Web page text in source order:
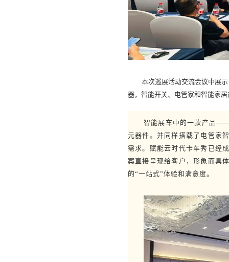
本次巡展活动交流会议中展
器，智能开关、电管家和智能家
智能展车中的一款产品——
元器件。并同样搭载了电管家
需求。赋能云时代卡车秀已经
案直接呈现给客户，形象而具
的“一站式”体验和满意度。